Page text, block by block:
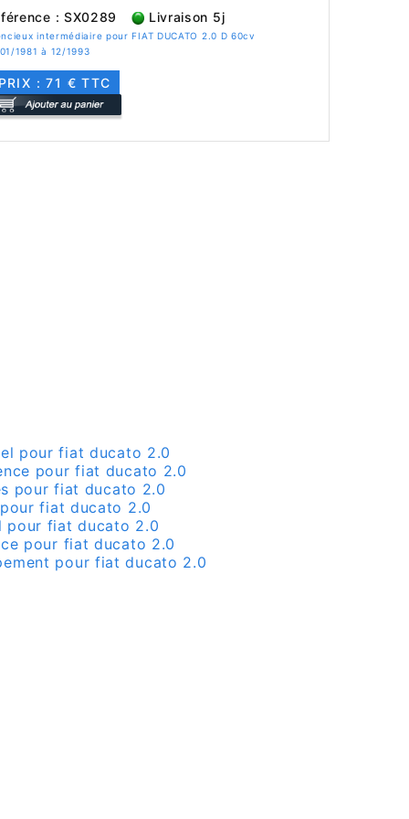
: SX0289 Livraison 5j
intermédiaire pour FIAT DUCATO 2.0 D 60cv
1981 à 12/1993
: 71 € TTC
pour fiat ducato 2.0
pour fiat ducato 2.0
pour fiat ducato 2.0
fiat ducato 2.0
pour fiat ducato 2.0
pour fiat ducato 2.0
pour fiat ducato 2.0